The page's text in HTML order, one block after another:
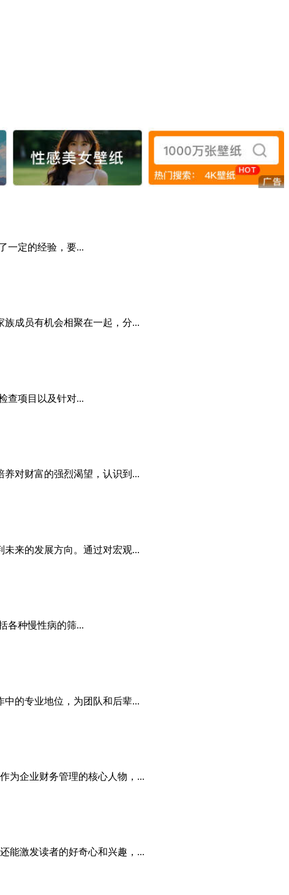
一定的经验，要...
成员有机会相聚在一起，分...
查项目以及针对...
对财富的强烈渴望，认识到...
来的发展方向。通过对宏观...
各种慢性病的筛...
的专业地位，为团队和后辈...
为企业财务管理的核心人物，...
能激发读者的好奇心和兴趣，...